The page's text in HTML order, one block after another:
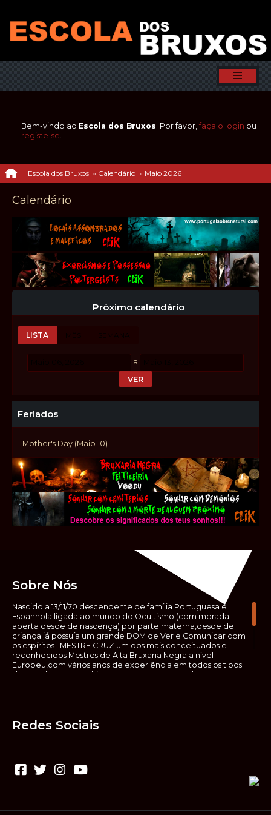
Bem-vindo ao Escola dos Bruxos. Por favor, faça o login ou
registe-se.
Escola dos Bruxos » Calendário » Maio 2026
Calendário
Próximo calendário
LISTA MÊS SEMANA
a
Feriados
Mother's Day (Maio 10)
Sobre Nós
Nascido a 13/11/70 descendente de família Portuguesa e
Espanhola ligada ao mundo do Ocultismo (com morada
aberta desde de nascença) por parte materna,desde de
criança já possuía um grande DOM de Ver e Comunicar com
os espíritos . MESTRE CRUZ um dos mais conceituados e
reconhecidos Mestres de Alta Bruxaria Negra a nível
Europeu,com vários anos de experiência em todos os tipos
de trabalhos de Ocultismo. Escreveu os seus saberes ocultos
não o faça sem precauções e sem possuir a devida
poderão causar danos. Consultai por isso sempre um
(médium) conhecedor, quando se trata de fazer trabalhos
Redes Sociais